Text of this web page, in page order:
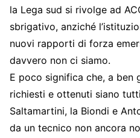
la Lega sud si rivolge ad
sbrigativo, anziché
nuovi rapporti di forza
davvero non ci siamo.
E poco significa che, a ben
richiesti e ottenuti siano
Saltamartini, la Biondi e
da un tecnico non ancora